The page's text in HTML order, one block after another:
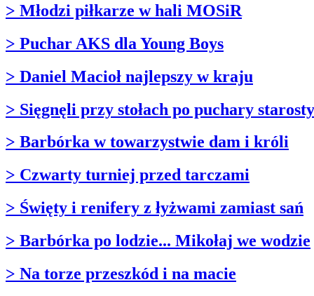
> Młodzi piłkarze w hali MOSiR
> Puchar AKS dla Young Boys
> Daniel Macioł najlepszy w kraju
> Sięgnęli przy stołach po puchary starosty
> Barbórka w towarzystwie dam i króli
> Czwarty turniej przed tarczami
> Święty i renifery z łyżwami zamiast sań
> Barbórka po lodzie... Mikołaj we wodzie
> Na torze przeszkód i na macie